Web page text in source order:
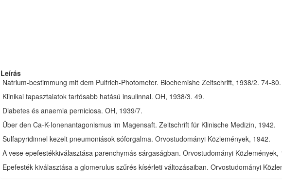
Leírás
Natrium-bestimmung mit dem Pulfrich-Photometer. Biochemishe Zeitschrift, 1938/2. 74-80.
Klinikai tapasztalatok tartósabb hatású insulinnal. OH, 1938/3. 49.
Diabetes és anaemia perniciosa. OH, 1939/7.
Über den Ca-K-Ionenantagonismus im Magensaft. Zeitschrift für Klinische Medizin, 1942.
Sulfapyridinnel kezelt pneumoniások sóforgalma. Orvostudományi Közlemények, 1942.
A vese epefestékkiválasztása parenchymás sárgaságban. Orvostudományi Közlemények,
Epefesték kiválasztása a glomerulus szűrés kísérleti változásaiban. Orvostudományi